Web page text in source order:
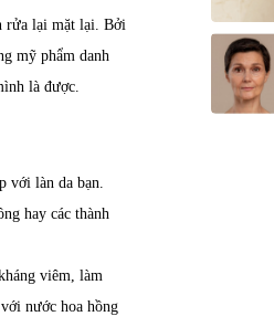
rửa lại mặt lại. Bởi
mỹ phẩm danh
là được.
với làn da bạn.
hay các thành
viêm, làm
nước hoa hồng